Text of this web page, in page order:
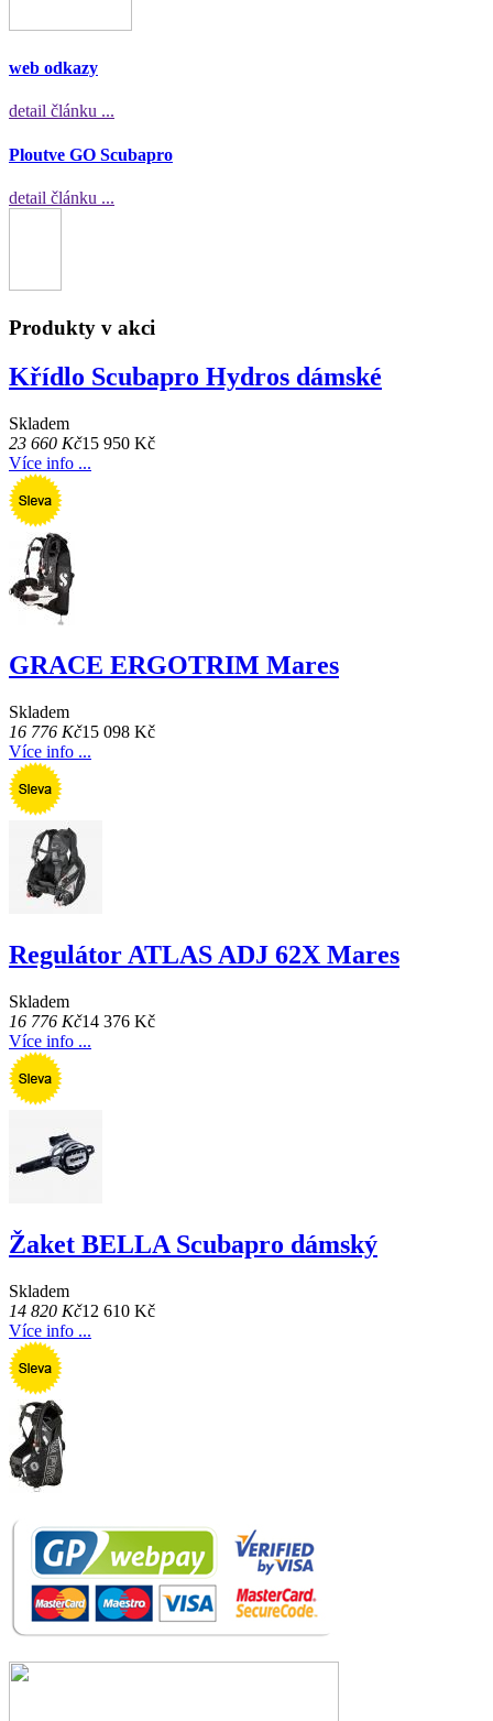
web odkazy
detail článku ...
Ploutve GO Scubapro
detail článku ...
Produkty v akci
Křídlo Scubapro Hydros dámské
Skladem
23 660 Kč15 950 Kč
Více info ...
GRACE ERGOTRIM Mares
Skladem
16 776 Kč15 098 Kč
Více info ...
Regulátor ATLAS ADJ 62X Mares
Skladem
16 776 Kč14 376 Kč
Více info ...
Žaket BELLA Scubapro dámský
Skladem
14 820 Kč12 610 Kč
Více info ...